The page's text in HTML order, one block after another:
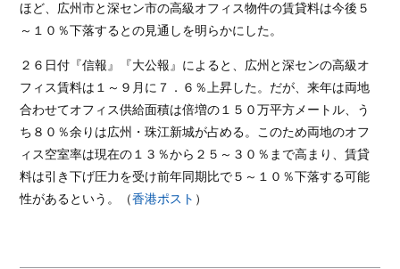
ほど、広州市と深セン市の高級オフィス物件の賃貸料は今後５
～１０％下落するとの見通しを明らかにした。
２６日付『信報』『大公報』によると、広州と深センの高級オ
フィス賃料は１～９月に７．６％上昇した。だが、来年は両地
合わせてオフィス供給面積は倍増の１５０万平方メートル、う
ち８０％余りは広州・珠江新城が占める。このため両地のオフ
ィス空室率は現在の１３％から２５～３０％まで高まり、賃貸
料は引き下げ圧力を受け前年同期比で５～１０％下落する可能
性があるという。（香港ポスト ）